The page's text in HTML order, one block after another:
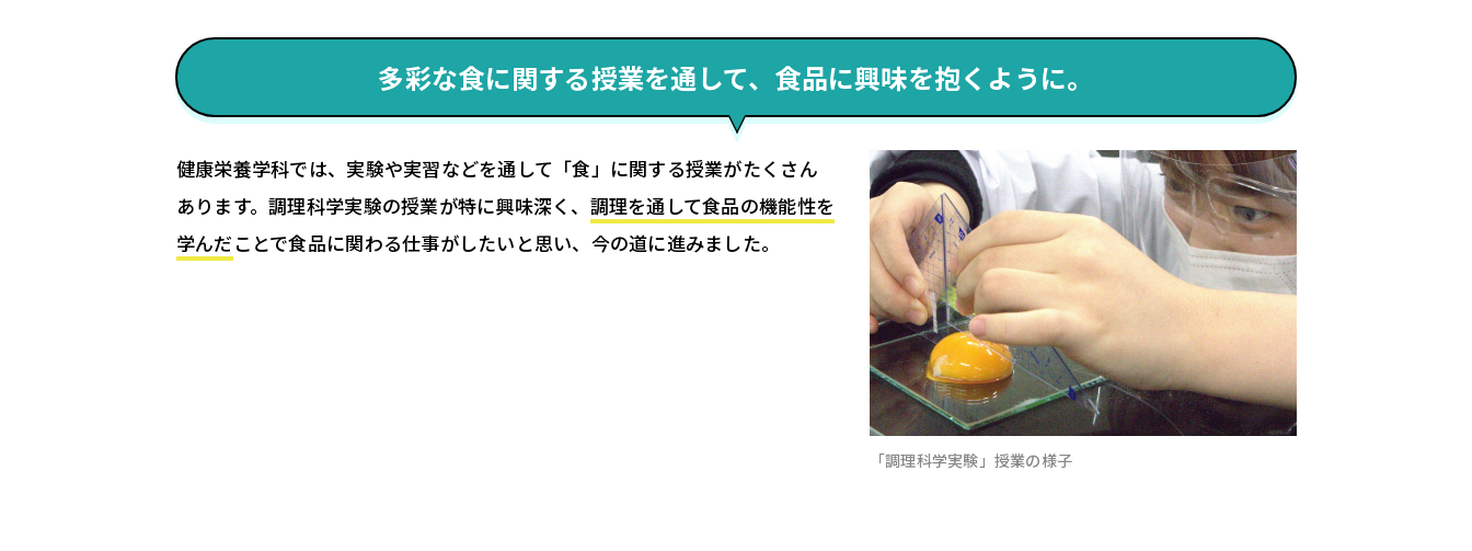
多彩な食に関する授業を通して、食品に興味を抱くように。
健康栄養学科では、実験や実習などを通して「食」に関する授業がたくさん
あります。調理科学実験の授業が特に興味深く、 調理を通して食品の機能性を
学んだ ことで食品に関わる仕事がしたいと思い、今の道に進みました。
「調理科学実験」授業の様子